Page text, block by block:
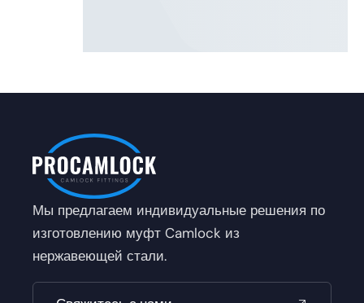
Мы предлагаем индивидуальные решения по
изготовлению муфт Camlock из
нержавеющей стали.